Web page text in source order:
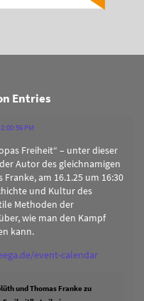
Entries
PM
Freiheit“ – unter dieser
Autor des gleichnamigen
am 16.1.25 um 16:30
und Kultur des
Methoden der
wie man den Kampf
kann.
event-calendar
und Thomas Franke zu